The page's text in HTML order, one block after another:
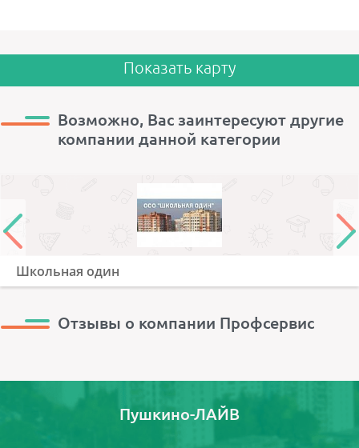
Показать карту
Возможно, Вас заинтересуют другие
компании данной категории
Школьная один
Отзывы о компании Профсервис
Пушкино-ЛАЙВ